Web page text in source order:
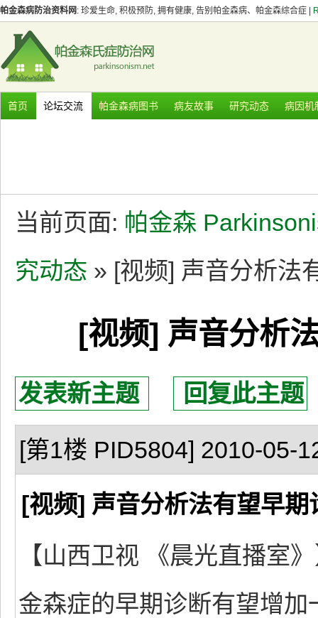
帕金森病防治资料网 : 珍爱生命, 积极预防, 拥有健康, 告别帕金森病、帕金森综合症 |
首页 论坛交流 帕金森病图书 病友故事 研究动态 病因机
当前页面: 帕金森
究动态 » [视频] 声音分析法
[视频] 声音分析
发表新主题 回复此主题
[第1楼 PID5804] 2010-05-
[视频] 声音分析法有望早期
【山西卫视 《晨光直播室
金森症的早期诊断有望增